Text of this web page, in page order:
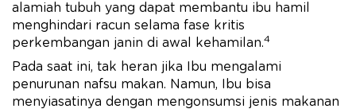
alamiah tubuh yang dapat membantu ibu hamil
menghindari racun selama fase kritis
perkembangan janin di awal kehamilan.4
Pada saat ini, tak heran jika Ibu mengalami
penurunan nafsu makan. Namun, Ibu bisa
menyiasatinya dengan mengonsumsi jenis makanan